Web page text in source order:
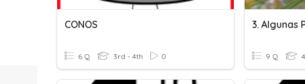
CONOS
6 Q 3rd - 4th 0 9 Q